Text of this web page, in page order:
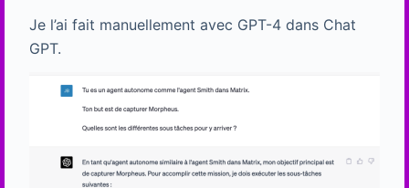
Je l’ai fait manuellement avec GPT-4 dans Chat
GPT.